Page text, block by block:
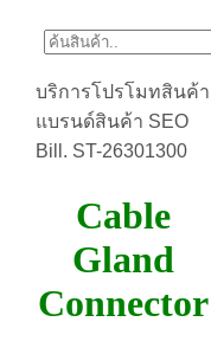
บริการโปรโมทสินค้า
แบรนด์สินค้า SEO
Bill. ST-26301300
Cable
Gland
Connector